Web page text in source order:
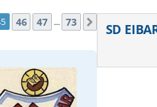
46 47 … 73 Siguiente
SD